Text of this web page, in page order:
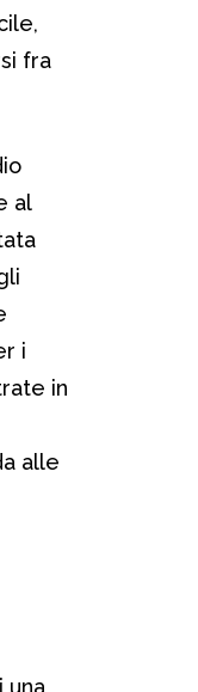
fra
al
i
in
alle